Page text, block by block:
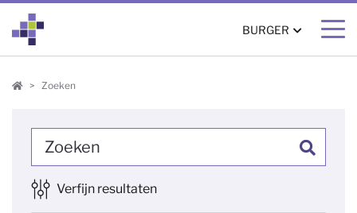
BURGER
BurgerZoeken
Verfijn resultaten